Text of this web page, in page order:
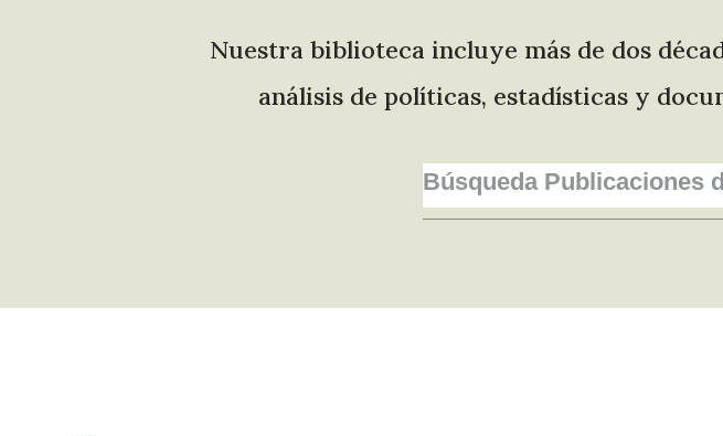
Nuestra biblioteca incluye más de dos
análisis de políticas, estadísticas y